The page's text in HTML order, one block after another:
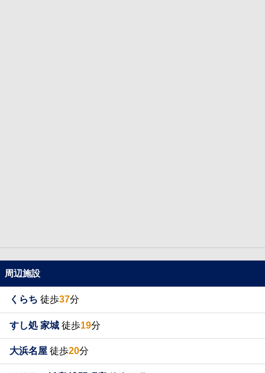
周辺施設
くらち 徒歩37分
すし処 家城 徒歩19分
大浜名屋 徒歩20分